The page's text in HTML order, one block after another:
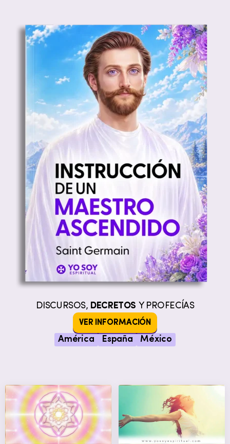
DISCURSOS, DECRETOS Y PROFECÍAS
VER INFORMACIÓN
América España México